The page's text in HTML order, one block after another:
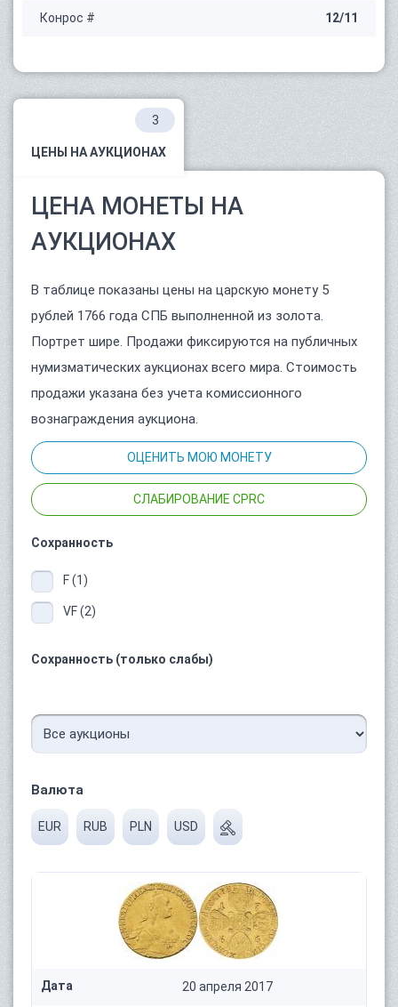
Конрос # 12/11
ЦЕНЫ НА АУКЦИОНАХ
3
ЦЕНА МОНЕТЫ НА
АУКЦИОНАХ
В таблице показаны цены на царскую монету 5
рублей 1766 года СПБ выполненной из золота.
Портрет шире. Продажи фиксируются на публичных
нумизматических аукционах всего мира. Стоимость
продажи указана без учета комиссионного
вознаграждения аукциона.
ОЦЕНИТЬ МОЮ МОНЕТУ
СЛАБИРОВАНИЕ CPRC
Сохранность
F (1)
VF (2)
Сохранность (только слабы)
Валюта
EUR RUB PLN USD
Дата 20 апреля 2017